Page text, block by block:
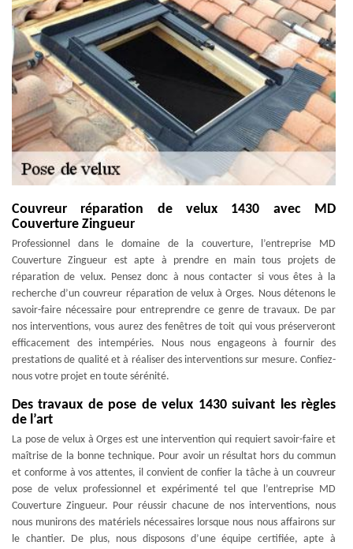
Couvreur réparation de velux 1430 avec MD
Couverture Zingueur
Professionnel dans le domaine de la couverture, l’entreprise MD
Couverture Zingueur est apte à prendre en main tous projets de
réparation de velux. Pensez donc à nous contacter si vous êtes à la
recherche d’un couvreur réparation de velux à Orges. Nous détenons le
savoir-faire nécessaire pour entreprendre ce genre de travaux. De par
nos interventions, vous aurez des fenêtres de toit qui vous préserveront
efficacement des intempéries. Nous nous engageons à fournir des
prestations de qualité et à réaliser des interventions sur mesure. Confiez-
nous votre projet en toute sérénité.
Des travaux de pose de velux 1430 suivant les règles
de l’art
La pose de velux à Orges est une intervention qui requiert savoir-faire et
maîtrise de la bonne technique. Pour avoir un résultat hors du commun
et conforme à vos attentes, il convient de confier la tâche à un couvreur
pose de velux professionnel et expérimenté tel que l’entreprise MD
Couverture Zingueur. Pour réussir chacune de nos interventions, nous
nous munirons des matériels nécessaires lorsque nous nous affairons sur
le chantier. De plus, nous disposons d’une équipe certifiée, apte à